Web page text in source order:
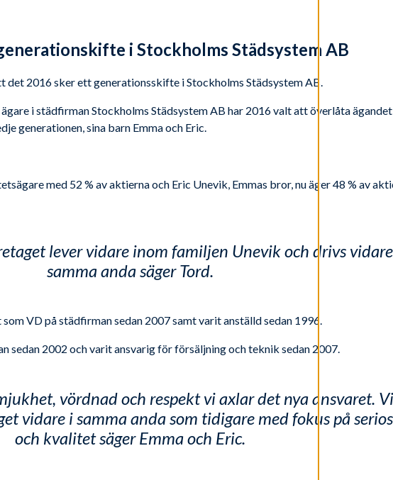
i Stockholms Städsystem AB
det 2016 sker ett generationsskifte i Stockholms Städsystem AB.
i städfirman Stockholms Städsystem AB har 2016 valt att överlåta
generationen, sina barn Emma och Eric.
med 52 % av aktierna och Eric Unevik, Emmas bror, nu äger 48 % av
lever vidare inom familjen Unevik och drivs
samma anda säger Tord.
VD på städfirman sedan 2007 samt varit anställd sedan 1996.
sedan 2002 och varit ansvarig för försäljning och teknik sedan 2007.
vördnad och respekt vi axlar det nya ansvaret. Vi
vidare i samma anda som tidigare med fokus på
och kvalitet säger Emma och Eric.